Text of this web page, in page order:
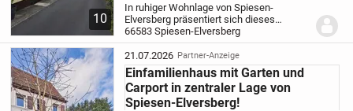
10
In ruhiger Wohnlage von Spiesen-
Elversberg präsentiert sich dieses
Einfamilienhaus aus dem Baujahr 1956
als interessante Kaufgelegenheit für
handwerklich versierte Eigennutzer oder
Kapitalanleger mit...
66583 Spiesen-Elversberg
21.07.2026 Partner-Anzeige
Einfamilienhaus mit Garten und
Carport in zentraler Lage von
Spiesen-Elversberg!